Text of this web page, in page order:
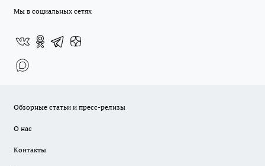
Мы в социальных сетях
Обзорные статьи и пресс-релизы
О нас
Контакты